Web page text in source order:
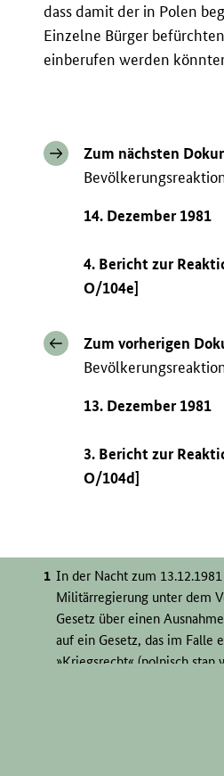
dass damit der in Polen
Einzelne Bürger
einberufen werden
Zum nächsten
14. Dezember 1981
4. Bericht zur
O/104e]
Zum vorherigen
13. Dezember 1981
3. Bericht zur
O/104d]
In der Nacht zum
Militärregierung unter dem
Gesetz über einen
auf ein Gesetz, das im Falle
»Kriegsrecht« (polnisch stan